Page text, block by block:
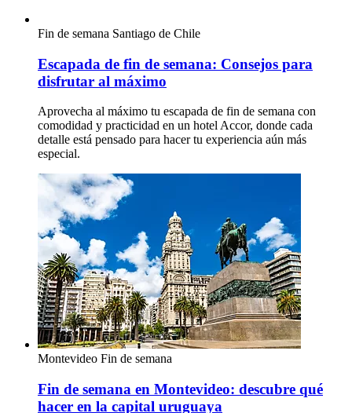
Fin de semana Santiago de Chile
Escapada de fin de semana: Consejos para
disfrutar al máximo
Aprovecha al máximo tu escapada de fin de semana con
comodidad y practicidad en un hotel Accor, donde cada
detalle está pensado para hacer tu experiencia aún más
especial.
Montevideo Fin de semana
Fin de semana en Montevideo: descubre qué
hacer en la capital uruguaya